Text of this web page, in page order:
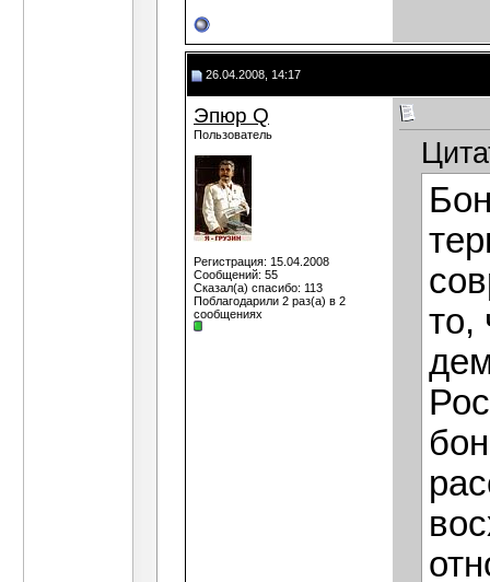
26.04.2008, 14:17
Эпюр Q
Пользователь
Регистрация: 15.04.2008
Сообщений: 55
Сказал(а) спасибо: 113
Поблагодарили 2 раз(а) в 2
сообщениях
то,